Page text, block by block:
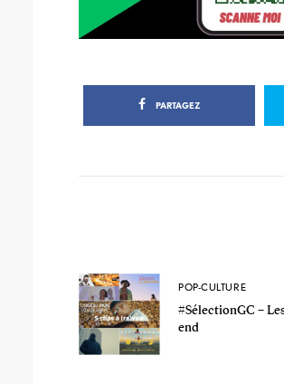
PARTAGEZ
POP-CULTURE
#SélectionGC –
end